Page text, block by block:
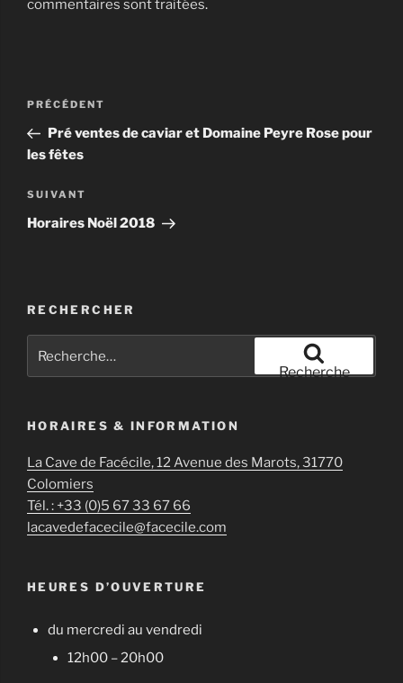
commentaires sont traitées.
Navigation
l’article
Article
précédent
PRÉCÉDENT
Pré ventes de caviar et Domaine Peyre Rose pour
les fêtes
Article
suivant
SUIVANT
Horaires Noël 2018
RECHERCHER
Recherche
HORAIRES & INFORMATION
La Cave de Facécile, 12 Avenue des Marots, 31770
Colomiers
Tél. : +33 (0)5 67 33 67 66
lacavedefacecile@facecile.com
HEURES D’OUVERTURE
du mercredi au vendredi
12h00 – 20h00